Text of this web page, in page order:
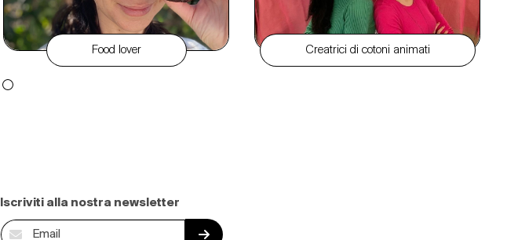
Food lover Creatrici di cotoni animati
Iscriviti alla nostra newsletter